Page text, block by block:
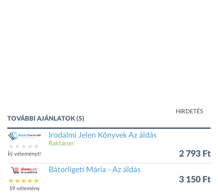
HIRDETÉS
TOVÁBBI AJÁNLATOK (5)
Írj véleményt!
Irodalmi Jelen Könyvek Az áldás
Raktáron
2 793 Ft
19 vélemény
Bátorligeti Mária - Az áldás
3 150 Ft